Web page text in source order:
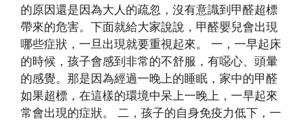
的原因還是因為大人的疏忽，沒有意識到甲醛超標
帶來的危害。下面就給大家說說，甲醛嬰兒會出現
哪些症狀，一旦出現就要重視起來。 一，一早起床
的時候，孩子會感到非常的不舒服，有噁心、頭暈
的感覺。那是因為經過一晚上的睡眠，家中的甲醛
如果超標，在這樣的環境中呆上一晚上，一早起來
常會出現的症狀。 二，孩子的自身免疫力低下，一